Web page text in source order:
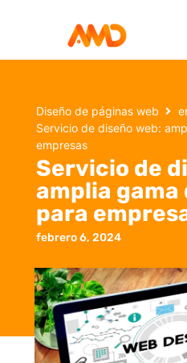
Diseño de páginas web
Servicio de diseño web:
empresas
Servicio de
amplia gama
para
febrero 6, 2024